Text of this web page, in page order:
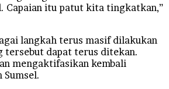
Capaian itu patut kita tingkatkan,”
langkah terus masif dilakukan
tersebut dapat terus ditekan.
mengaktifasikan kembali
Sumsel.